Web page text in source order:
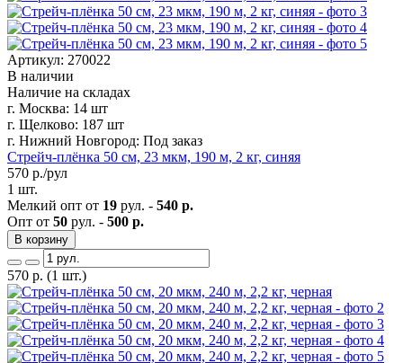
Артикул: 270022
В наличии
Наличие на складах
г. Москва: 14 шт
г. Щелково: 187 шт
г. Нижний Новгород: Под заказ
Стрейч-плёнка 50 см, 23 мкм, 190 м, 2 кг, синяя
570 р./рул
1 шт.
Мелкий опт от 19 рул. - 540 р.
Опт от 50 рул. - 500 р.
В корзину
570 р. (1 шт.)